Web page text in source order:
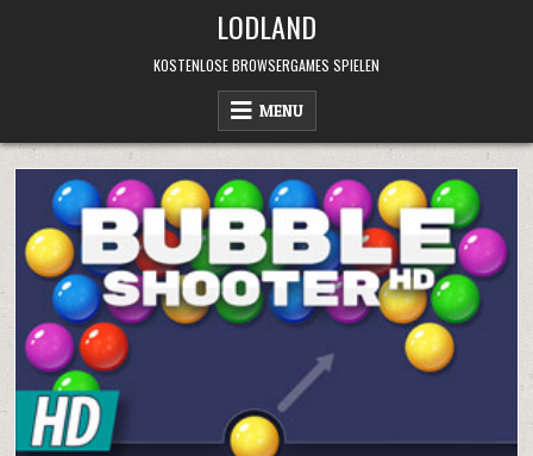
LODLAND
KOSTENLOSE BROWSERGAMES SPIELEN
MENU